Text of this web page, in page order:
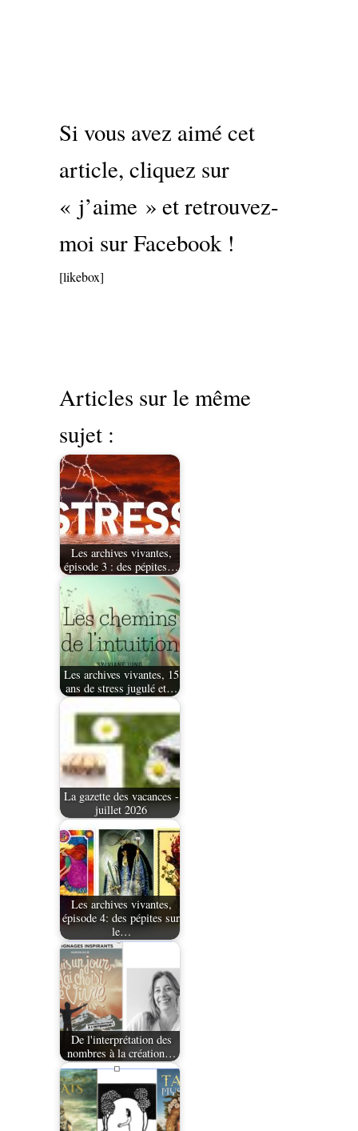
Si vous avez aimé cet
article, cliquez sur
« j’aime » et retrouvez-
moi sur Facebook !
[likebox]
Articles sur le même
sujet :
Les archives vivantes,
épisode 3 : des pépites…
Les archives vivantes, 15
ans de stress jugulé et…
La gazette des vacances -
juillet 2026
Les archives vivantes,
épisode 4: des pépites sur
le…
De l'interprétation des
nombres à la création…